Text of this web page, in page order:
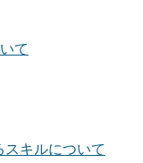
て
キルについて